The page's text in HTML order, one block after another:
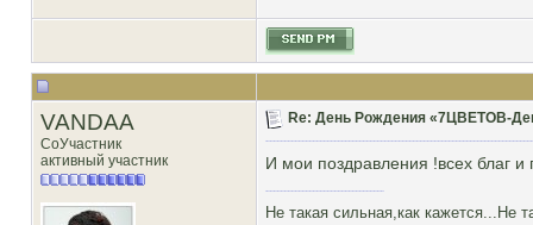
VANDAA
СоУчастник
активный участник
Re: День Рождения «7ЦВЕТОВ-
И мои поздравления !всех благ
Не такая сильная,как кажется...Не